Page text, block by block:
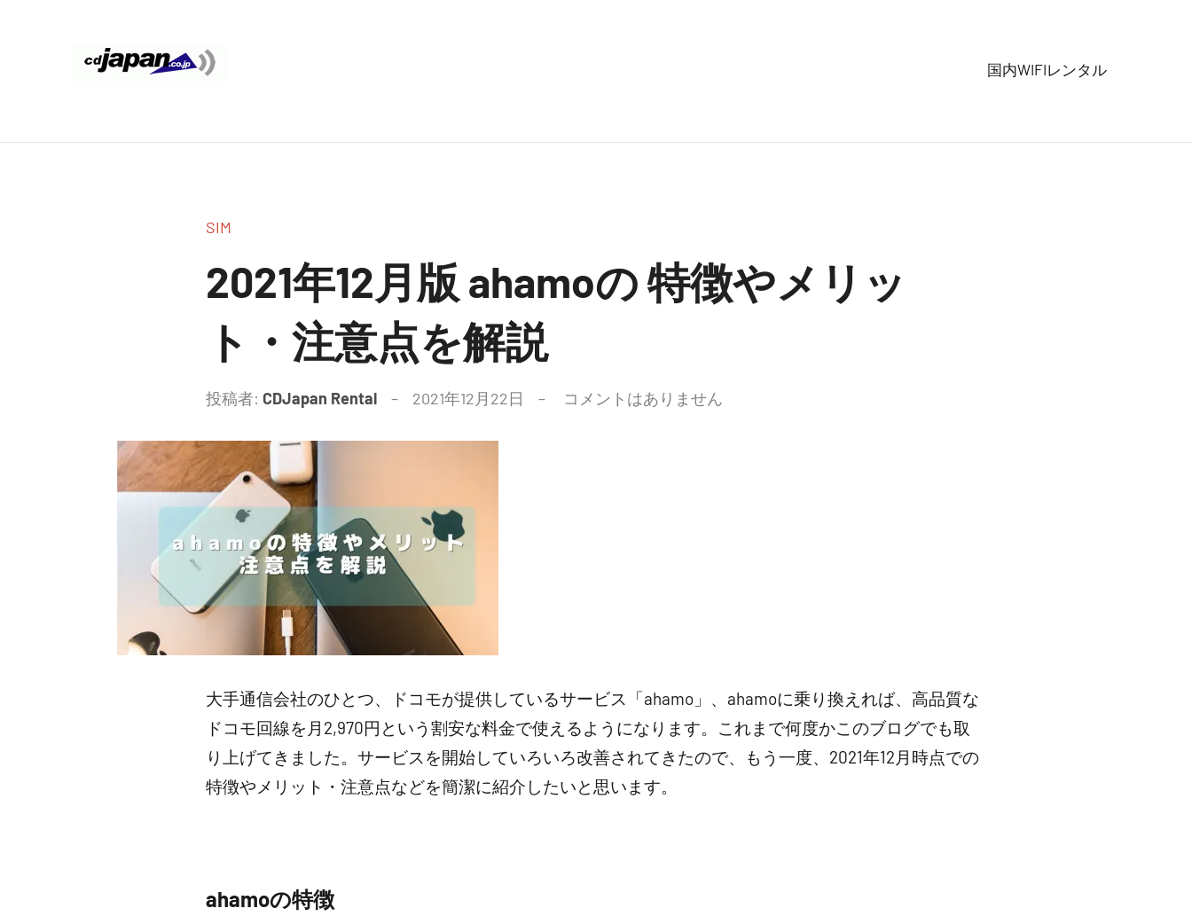
Rental
ン
ル
考
国内WIFIレンタル
SIM
2021年12月版 ahamoの 特徴やメリッ
ト・注意点を解説
投稿者: CDJapan Rental 2021年12月22日 コメントはありません
大手通信会社のひとつ、ドコモが提供しているサービス「ahamo」、ahamoに乗り換えれば、高品質な
ドコモ回線を月2,970円という割安な料金で使えるようになります。これまで何度かこのブログでも取
り上げてきました。サービスを開始していろいろ改善されてきたので、もう一度、2021年12月時点での
特徴やメリット・注意点などを簡潔に紹介したいと思います。
ahamoの特徴